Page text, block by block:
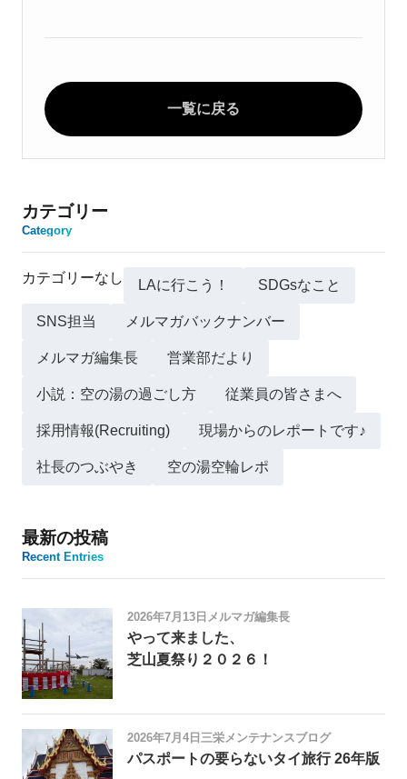
一覧に戻る
カテゴリー
Category
カテゴリーなし LAに行こう！ SDGsなこと
SNS担当 メルマガバックナンバー
メルマガ編集長 営業部だより
小説：空の湯の過ごし方 従業員の皆さまへ
採用情報(Recruiting) 現場からのレポートです♪
社長のつぶやき 空の湯空輪レポ
最新の投稿
Recent Entries
2026年7月13日 メルマガ編集長
やって来ました、
芝山夏祭り２０２６！
2026年7月4日 三栄メンテナンスブログ
パスポートの要らないタイ旅行 26年版